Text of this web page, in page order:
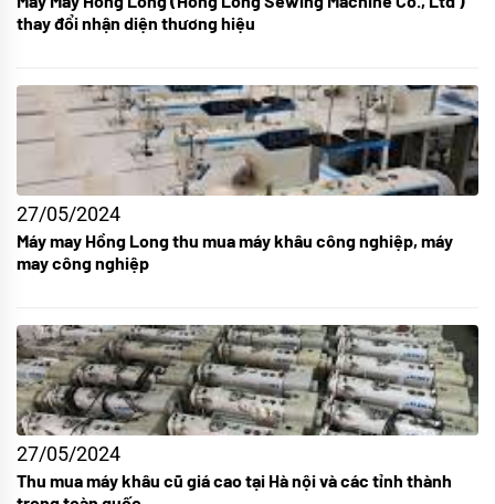
thay đổi nhận diện thương hiệu
27/05/2024
Máy may Hồng Long thu mua máy khâu công nghiệp, máy
may công nghiệp
27/05/2024
Thu mua máy khâu cũ giá cao tại Hà nội và các tỉnh thành